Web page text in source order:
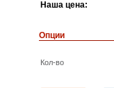
Наша цена:
Опции
Кол-во